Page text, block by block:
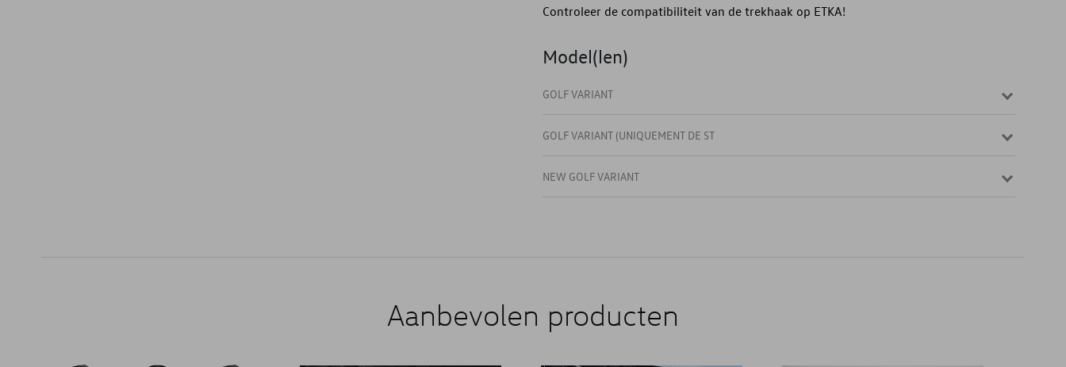
Controleer de compatibiliteit van de trekhaak op ETKA!
Model(len)
GOLF VARIANT
GOLF VARIANT (UNIQUEMENT DE ST
NEW GOLF VARIANT
Aanbevolen producten